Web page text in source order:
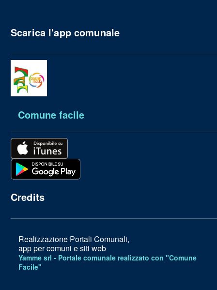
Scarica l'app comunale
Comune facile
Credits
Realizzazione Portali Comunali,
app per comuni e siti web
Yamme srl - Portale comunale realizzato con "Comune
Facile"